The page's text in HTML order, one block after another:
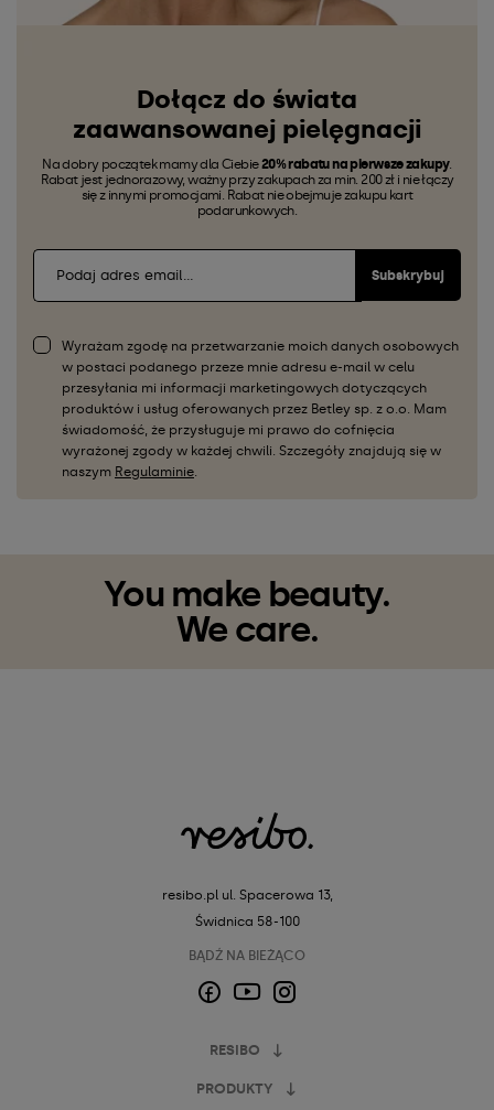
Dołącz do świata
zaawansowanej pielęgnacji
Na dobry początek mamy dla Ciebie20% rabatu na pierwsze zakupy.
Rabat jest jednorazowy, ważny przy zakupach za min. 200 zł i nie łączy
się z innymi promocjami. Rabat nie obejmuje zakupu kart
podarunkowych.
Subskrybuj
Wyrażam zgodę na przetwarzanie moich danych osobowych
w postaci podanego przeze mnie adresu e-mail w celu
przesyłania mi informacji marketingowych dotyczących
produktów i usług oferowanych przez Betley sp. z o.o. Mam
świadomość, że przysługuje mi prawo do cofnięcia
wyrażonej zgody w każdej chwili. Szczegóły znajdują się w
naszym Regulaminie.
You make beauty.
We care.
BĄDŹ NA BIEŻĄCO
resibo.pl ul. Spacerowa 13,
Świdnica 58-100
RESIBO
PRODUKTY